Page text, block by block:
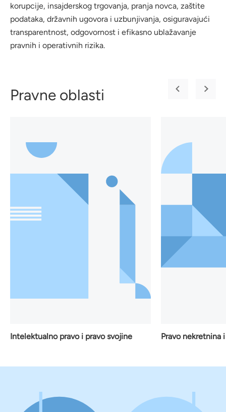
korupcije, insajderskog trgovanja, pranja novca, zaštite
podataka, državnih ugovora i uzbunjivanja, osiguravajući
transparentnost, odgovornost i efikasno ublažavanje
pravnih i operativnih rizika.
Pravne oblasti
svojine Pravo nekretnina i građevinarstvo